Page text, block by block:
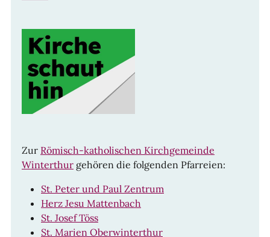
Zur Römisch-katholischen Kirchgemeinde
Winterthur gehören die folgenden Pfarreien:
St. Peter und Paul Zentrum
Herz Jesu Mattenbach
St. Josef Töss
St. Marien Oberwinterthur